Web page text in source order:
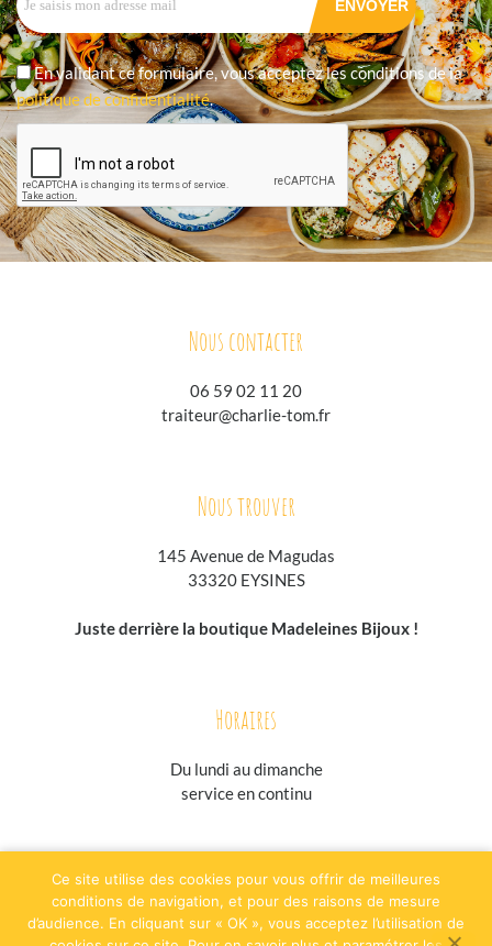
En validant ce formulaire, vous acceptez les conditions de la
politique de confidentialité.
Nous contacter
06 59 02 11 20
traiteur@charlie-tom.fr
Nous trouver
145 Avenue de Magudas
33320 EYSINES
Juste derrière la boutique Madeleines Bijoux !
Horaires
Du lundi audimanche
service en continu
evenementielpourtous.com
Plan du site Mentions légales
Ce site utilise des cookies pour vous offrir de meilleures
conditions de navigation, et pour des raisons de mesure
d’audience. En cliquant sur « OK », vous acceptez l’utilisation de